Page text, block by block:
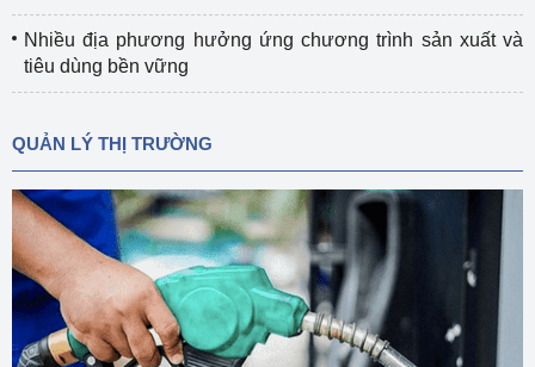
Nhiều địa phương hưởng ứng chương trình sản xuất và
tiêu dùng bền vững
QUẢN LÝ THỊ TRƯỜNG